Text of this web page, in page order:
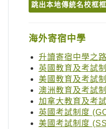
跳出本地傳統名校框
海外寄宿中學
升讀寄宿中學之路
英國教育及考試
美國教育及考試
澳洲教育及考試
加拿大教育及考
英國考試制度
美國考試制度